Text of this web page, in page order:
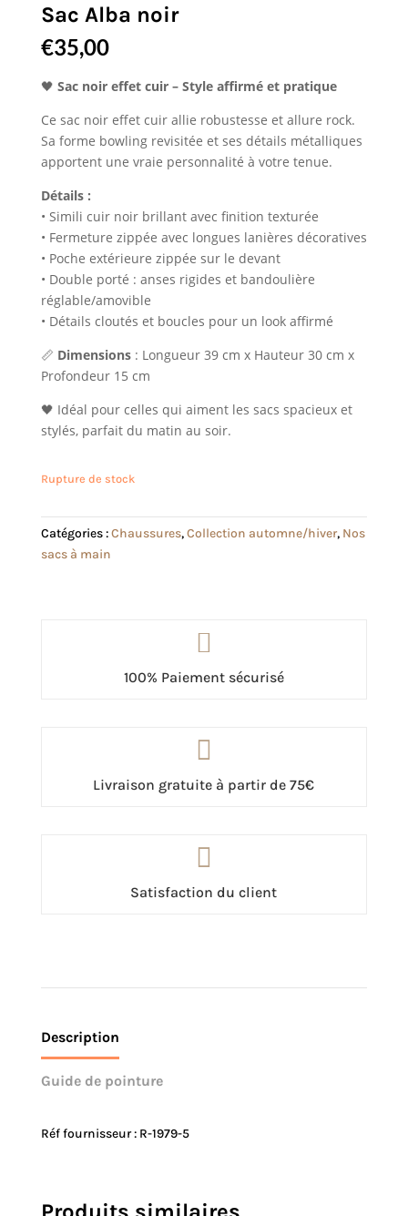
Sac Alba noir
€35,00
🖤 Sac noir effet cuir – Style affirmé et pratique
Ce sac noir effet cuir allie robustesse et allure rock.
Sa forme bowling revisitée et ses détails métalliques
apportent une vraie personnalité à votre tenue.
Détails :
• Simili cuir noir brillant avec finition texturée
• Fermeture zippée avec longues lanières décoratives
• Poche extérieure zippée sur le devant
• Double porté : anses rigides et bandoulière
réglable/amovible
• Détails cloutés et boucles pour un look affirmé
📏 Dimensions: Longueur 39 cm x Hauteur 30 cm x
Profondeur 15 cm
🖤 Idéal pour celles qui aiment les sacs spacieux et
stylés, parfait du matin au soir.
Rupture de stock
Catégories :Chaussures,Collection automne/hiver, Nos
sacs à main

100% Paiement sécurisé

Livraison gratuite à partir de 75€

Satisfaction du client
Description
Guide de pointure
Réf fournisseur : R-1979-5